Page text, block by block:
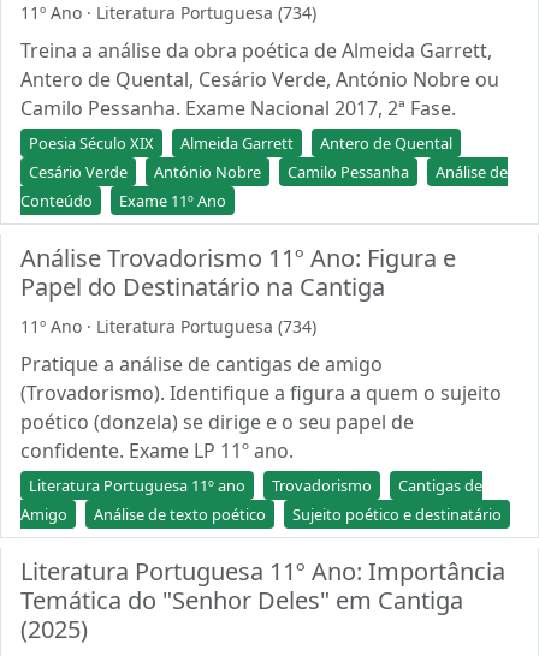
11º Ano · Literatura Portuguesa (734)
Treina a análise da obra poética de Almeida Garrett,
Antero de Quental, Cesário Verde, António Nobre ou
Camilo Pessanha. Exame Nacional 2017, 2ª Fase.
Poesia Século XIX Almeida Garrett
Antero de Quental
Cesário Verde
António Nobre Camilo Pessanha
Análise de
Conteúdo
Exame 11º Ano
Análise Trovadorismo 11º Ano: Figura e
Papel do Destinatário na Cantiga
11º Ano · Literatura Portuguesa (734)
Pratique a análise de cantigas de amigo
(Trovadorismo). Identifique a figura a quem o sujeito
poético (donzela) se dirige e o seu papel de
confidente. Exame LP 11º ano.
Literatura Portuguesa 11º ano Trovadorismo
Cantigas de
Amigo
Análise de texto poético Sujeito poético e destinatário
Literatura Portuguesa 11º Ano: Importância
Temática do "Senhor Deles" em Cantiga
(2025)